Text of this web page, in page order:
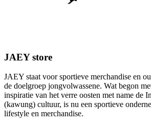
JAEY store
JAEY staat voor sportieve merchandise en
de doelgroep jongvolwassene. Wat begon
inspiratie van het verre oosten met name de
(kawung) cultuur, is nu een sportieve
lifestyle en merchandise.